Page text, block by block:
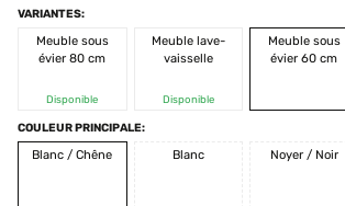
VARIANTES:
Meuble sous
évier 80 cm
Disponible
Meuble lave-
vaisselle
Disponible
Meuble sous
évier 60 cm
COULEUR PRINCIPALE:
Blanc / Chêne
Blanc Noyer / Noir